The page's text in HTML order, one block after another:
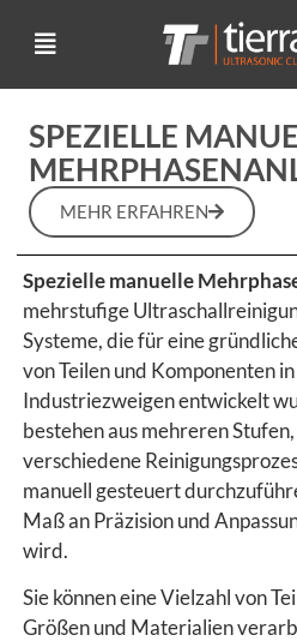
SPEZIELLE
MEHR ERFAHREN
Spezielle manuelle
mehrstufige
Systeme, die für eine
von Teilen und Komponenten
Industriezweigen entwickelt
bestehen aus mehreren
verschiedene
manuell gesteuert
Maß an Präzision und
wird.
Sie können eine Vielzahl von
Größen und Materialien